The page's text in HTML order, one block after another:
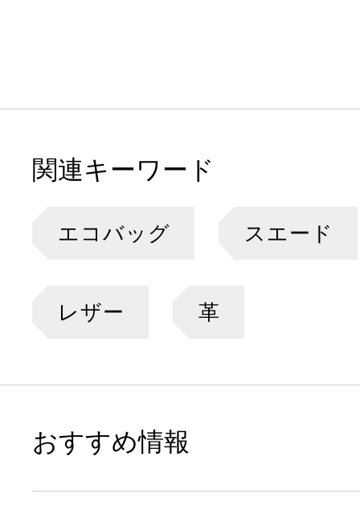
関連キーワード
エコバッグ スエード
レザー 革
おすすめ情報